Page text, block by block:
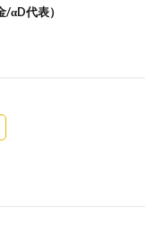
αD代表）